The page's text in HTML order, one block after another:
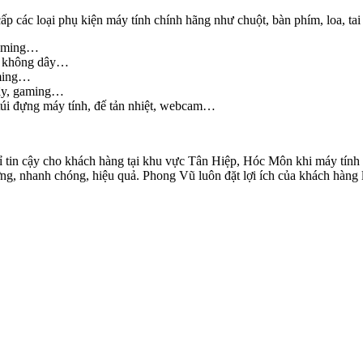
các loại phụ kiện máy tính chính hãng như chuột, bàn phím, loa,
không dây…
gaming…
đựng máy tính, đế tản nhiệt, webcam…
cậy cho khách hàng tại khu vực Tân Hiệp, Hóc Môn khi máy
nhanh chóng, hiệu quả. Phong Vũ luôn đặt lợi ích của khách